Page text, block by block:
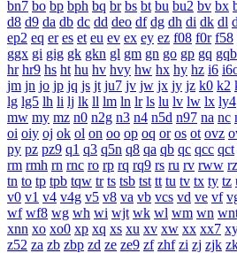
bn7 bo bp bph bq br bs bt bu bu2 bv bx
d8 d9 da db dc dd deo df dg dh di dk dl
ep2 eq er es et eu ev ex ey ez f08 f0r f58
ggx gi gig gk gkn gl gm gn go gp gq gqb
hr hr9 hs ht hu hv hvy hw hx hy hz i6
jm jn jo jp jq js jt ju7 jv jw jx jy jz k0 k2
lg lg5 lh li lj lk ll lm ln lr ls lu lv lw lx ly4
mw my mz n0 n2g n3 n4 n5d n97 na nc
oi oiy oj ok ol on oo op oq or os ot ovz
py pz pz9 q1 q3 q5n q8 qa qb qc qcc qct
rm rmh rn rnc ro rp rq rq9 rs ru rv rww rz
tn to tp tpb tqw tr ts tsb tst tt tu tv tx ty tz
v0 v1 v4 v4g v5 v8 va vb vcs vd ve vf
wf wf8 wg wh wi wjt wk wl wm wn
xnn xo xo0 xp xq xs xu xv xw xx xx7
z52 za zb zbp zd ze ze9 zf zhf zi zj zjk